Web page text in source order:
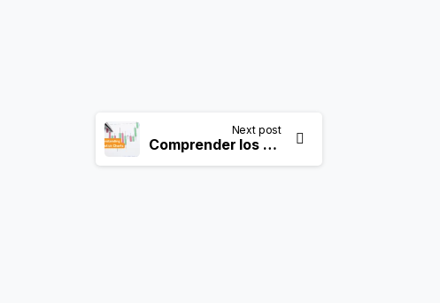
Next post
Comprender los gráficos de velas en el trading: Una guía completa